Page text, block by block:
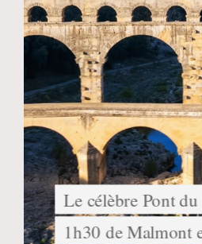
Le célèbre Pont
1h30 de Malmont